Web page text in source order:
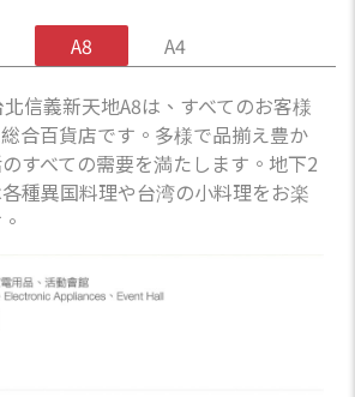
A8 A4
北信義新天地A8は、すべてのお客様
合百貨店です。多様で品揃え豊か
すべての需要を満たします。地下2
種異国料理や台湾の小料理をお楽